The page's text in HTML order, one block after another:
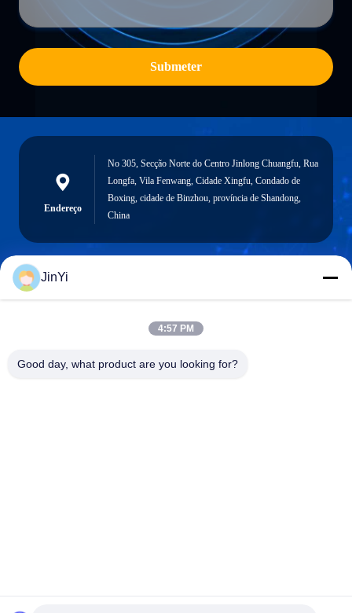
Submeter
Endereço
No 305, Secção Norte do Centro Jinlong Chuangfu, Rua
Longfa, Vila Fenwang, Cidade Xingfu, Condado de
Boxing, cidade de Binzhou, província de Shandong,
China
chenshasha1867@gmail.com
JinYi
4:57 PM
Good day, what product are you looking for?